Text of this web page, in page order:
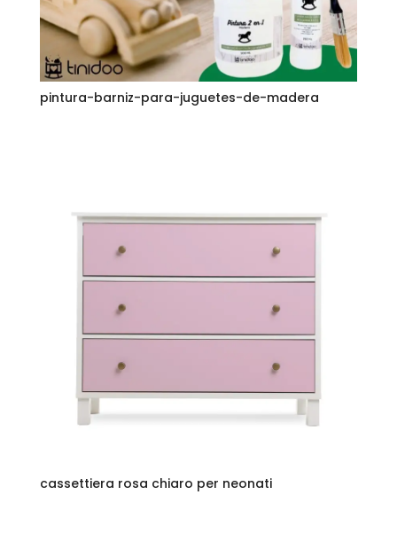
pintura-barniz-para-juguetes-de-madera
cassettiera rosa chiaro per neonati